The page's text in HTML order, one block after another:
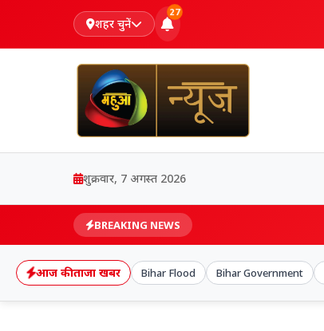
शहर चुनें
27
शुक्रवार, 7 अगस्त 2026
BREAKING NEWS
आज की ताजा खबर Bihar Flood Bihar Government